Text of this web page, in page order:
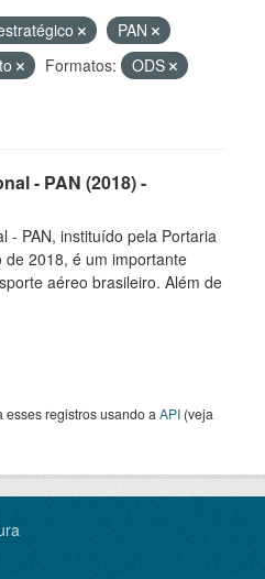
PAN
Formatos:
ODS
- PAN (2018) -
- PAN, instituído pela Portaria
de 2018, é um importante
aéreo brasileiro. Além de
esses registros usando a API (veja